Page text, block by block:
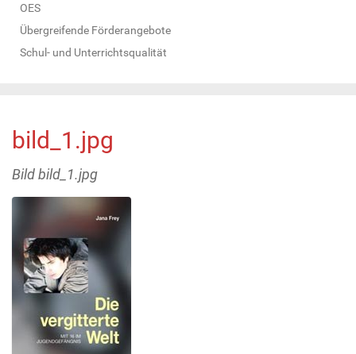
OES
Übergreifende Förderangebote
Schul- und Unterrichtsqualität
bild_1.jpg
Bild bild_1.jpg